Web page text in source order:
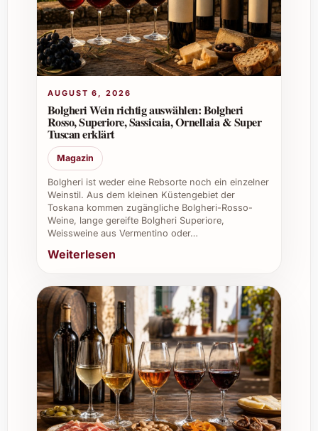
besonders geeignet?
Er harmoniert ausgezeichnet mit
Meeresfrüchten, Tapas, leichten Salaten und
zartem Käse wie Ziegen- oder Camembert.
Wie serviert man La Salada Roig Boig
Ancestral ideal?
Gläser sollten schlank und hoch sein, damit
die feinen Perlen lange sichtbar bleiben. Die
Trinktemperatur idealerweise bei 6-8 °C.
Welche Anlässe sind besonders geeignet,
um diesen Wein zu geniessen?
Anlässe wie Hochzeiten, Geburtstage,
Weihnachtsfeiern, aber auch für entspannte
Sommerpartys und Aperitif-Runden.
Kann man den Wein auch als Geschenk
nutzen?
Absolut, dank seines eleganten Auftritts und
der besonderen Herstellungsweise ist er ein
AUGUST 6, 2026
Bolgheri Wein richtig auswählen: Bolgheri
Rosso, Superiore, Sassicaia, Ornellaia & Super
Tuscan erklärt
Magazin
Bolgheri ist weder eine Rebsorte noch ein einzelner
Weinstil. Aus dem kleinen Küstengebiet der
Toskana kommen zugängliche Bolgheri-Rosso-
Weine, lange gereifte Bolgheri Superiore,
Weissweine aus Vermentino oder…
Weiterlesen